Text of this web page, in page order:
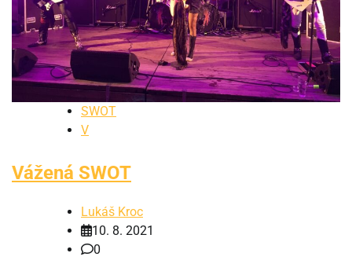
SWOT
V
Vážená SWOT
Lukáš Kroc
10. 8. 2021
0